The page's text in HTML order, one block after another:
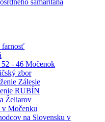
samaritána
farnosť
- 46 Močenok
zbor
Zálesie
RUBÍN
Želiarov
Močenku
na Slovensku v